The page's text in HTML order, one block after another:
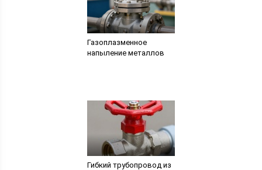
Газоплазменное
напыление металлов
Гибкий трубопровод из